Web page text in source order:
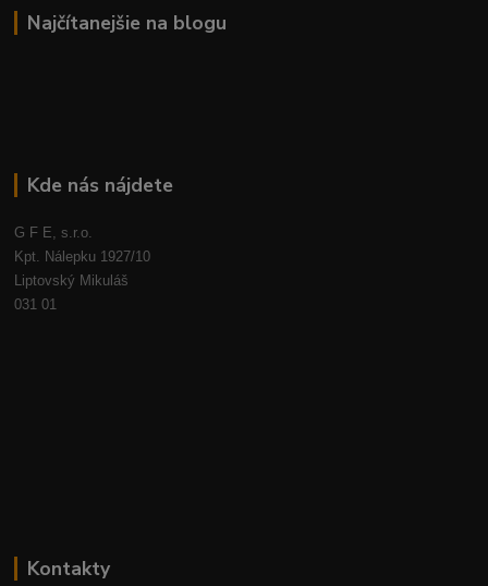
Najčítanejšie na blogu
Kde nás nájdete
G F E, s.r.o.
Kpt. Nálepku 1927/10
Liptovský Mikuláš
031 01
Kontakty